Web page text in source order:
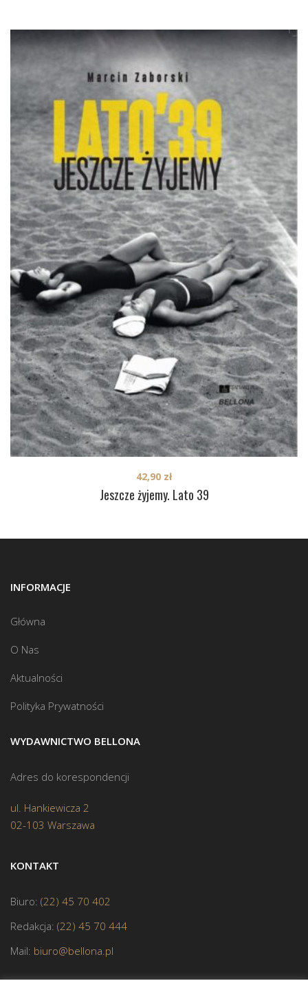
Jeszcze żyjemy. Lato 39
42,90 zł
INFORMACJE
Główna
O Nas
Aktualności
Polityka Prywatności
WYDAWNICTWO BELLONA
Adres do korespondencji
ul. Hankiewicza 2
02-103 Warszawa
KONTAKT
Biuro: (22) 45 70 402
Redakcja: (22) 45 70 444
Mail: biuro@bellona.pl